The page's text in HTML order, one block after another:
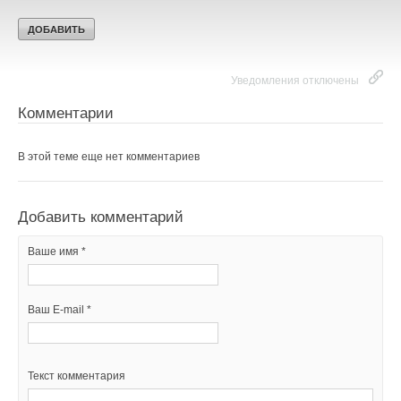
Уведомления отключены
Комментарии
В этой теме еще нет комментариев
Добавить комментарий
Ваше имя *
Ваш E-mail *
Текст комментария